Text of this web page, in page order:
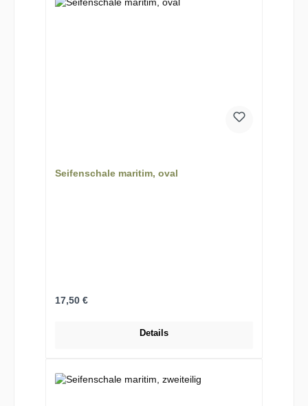
Seifenschale maritim, oval
Regulärer Preis:
17,50 €
Details